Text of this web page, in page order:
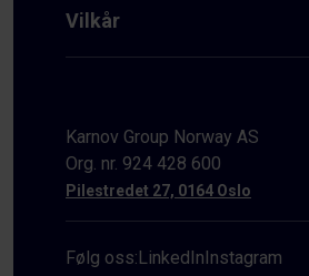
Vilkår
Karnov Group Norway AS
Org. nr. 924 428 600
Pilestredet 27, 0164 Oslo
Følg oss: LinkedIn Instagram